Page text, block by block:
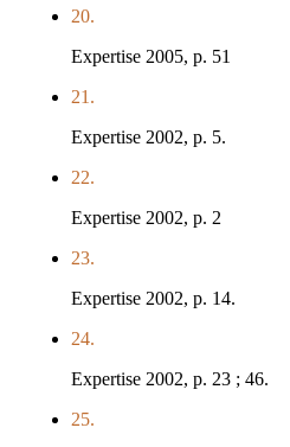
20.
Expertise 2005, p. 51
21.
Expertise 2002, p. 5.
22.
Expertise 2002, p. 2
23.
Expertise 2002, p. 14.
24.
Expertise 2002, p. 23 ; 46.
25.